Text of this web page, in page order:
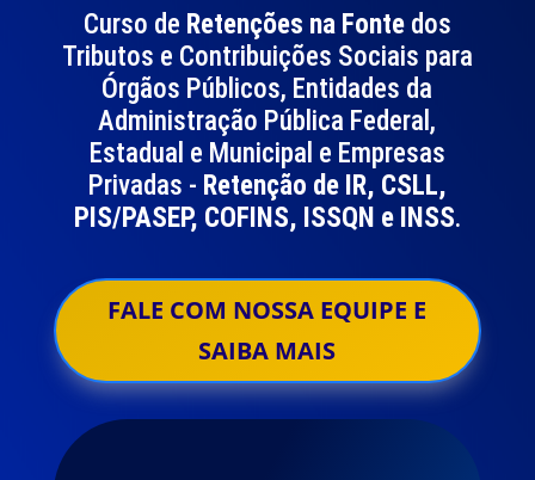
Curso de Retenções na Fontedos
Tributos e Contribuições Sociais para
Órgãos Públicos, Entidades da
Administração Pública Federal,
Estadual e Municipal e Empresas
Privadas - Retenção de IR, CSLL,
PIS/PASEP, COFINS, ISSQN e INSS.
FALE COM NOSSA EQUIPE E
SAIBA MAIS